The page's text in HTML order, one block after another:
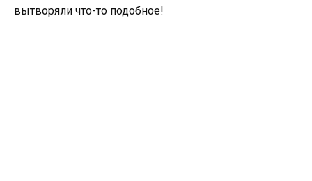
вытворяли что-то подобное!